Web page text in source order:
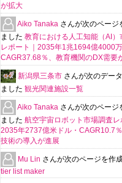
が拡大
Aiko Tanaka さんが次のページ
ました 教育における人工知能（AI）
レポート｜2035年1兆1694億4000
CAGR37.68％、教育機関のDX需要
新潟県三条市 さんが次のデー
ました 観光関連施設一覧
Aiko Tanaka さんが次のページ
ました 航空宇宙ロボット市場調査レ
2035年2737億米ドル・CAGR10.7
技術の導入が進展
Mu Lin さんが次のページを作
tier list maker